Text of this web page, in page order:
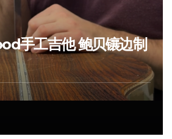
手工吉他 鲍贝镶边制